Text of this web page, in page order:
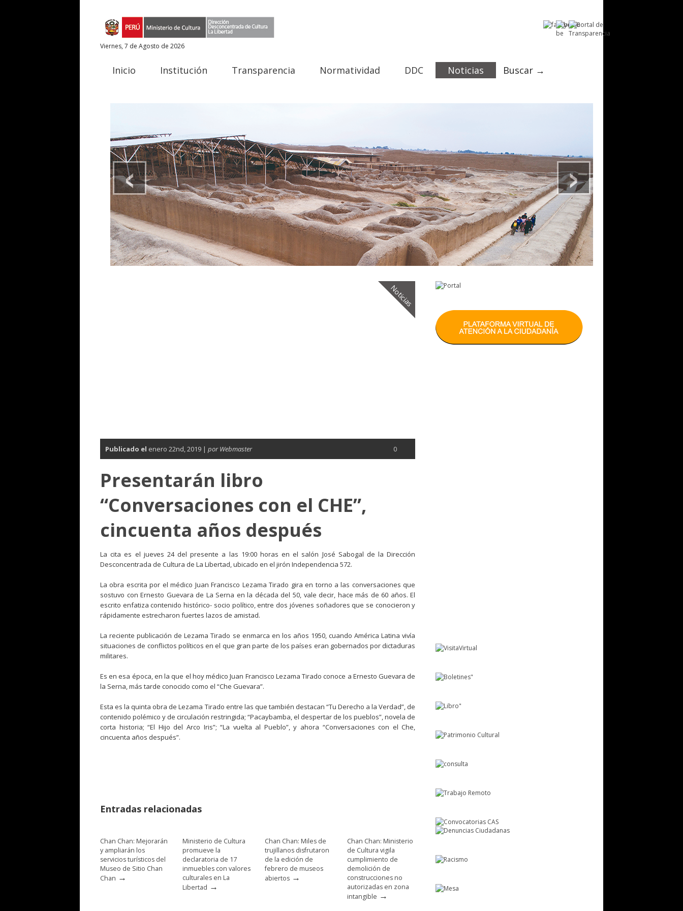
Viernes, 7 de Agosto de 2026
Inicio Institución Transparencia Normatividad DDC Noticias Buscar →
›
‹
Noticias
Publicado el enero 22nd, 2019 | por Webmaster 0
Presentarán libro
“Conversaciones con el CHE”,
cincuenta años después
La cita es el jueves 24 del presente a las 19:00 horas en el salón José Sabogal de la Dirección
Desconcentrada de Cultura de La Libertad, ubicado en el jirón Independencia 572.
La obra escrita por el médico Juan Francisco Lezama Tirado gira en torno a las conversaciones que
sostuvo con Ernesto Guevara de La Serna en la década del 50, vale decir, hace más de 60 años. El
escrito enfatiza contenido histórico- socio político, entre dos jóvenes soñadores que se conocieron y
rápidamente estrecharon fuertes lazos de amistad.
La reciente publicación de Lezama Tirado se enmarca en los años 1950, cuando América Latina vivía
situaciones de conflictos políticos en el que gran parte de los países eran gobernados por dictaduras
militares.
Es en esa época, en la que el hoy médico Juan Francisco Lezama Tirado conoce a Ernesto Guevara de
la Serna, más tarde conocido como el “Che Guevara”.
Esta es la quinta obra de Lezama Tirado entre las que también destacan “Tu Derecho a la Verdad”, de
contenido polémico y de circulación restringida; “Pacaybamba, el despertar de los pueblos”, novela de
corta historia; “El Hijo del Arco Iris”; “La vuelta al Pueblo”, y ahora “Conversaciones con el Che,
cincuenta años después”.
Entradas relacionadas
Chan Chan: Mejorarán
y ampliarán los
servicios turísticos del
Museo de Sitio Chan
Chan →
Ministerio de Cultura
promueve la
declaratoria de 17
inmuebles con valores
culturales en La
Libertad →
Chan Chan: Miles de
trujillanos disfrutaron
de la edición de
febrero de museos
abiertos →
Chan Chan: Ministerio
de Cultura vigila
cumplimiento de
demolición de
construcciones no
autorizadas en zona
intangible →